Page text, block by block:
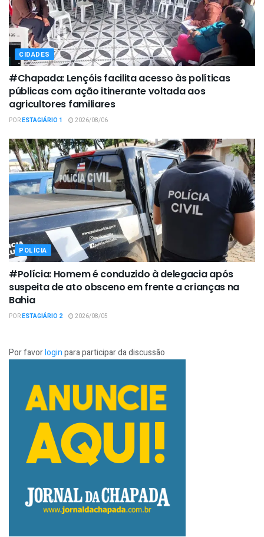
CIDADES
#Chapada: Lençóis facilita acesso às políticas
públicas com ação itinerante voltada aos
agricultores familiares
PORESTAGIÁRIO 1 2026/08/06
POLÍCIA
#Polícia: Homem é conduzido à delegacia após
suspeita de ato obsceno em frente a crianças na
Bahia
PORESTAGIÁRIO 2 2026/08/05
Por favorloginpara participar da discussão